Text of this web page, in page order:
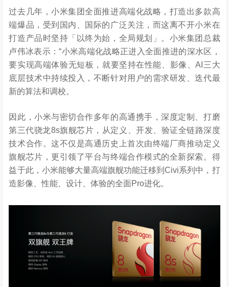
过去几年，小米集团全面推进高端化战略，打造出多款高
端爆品，受到国内、国际的广泛关注，而这离不开小米在
打造产品时坚持「以终为始，全局规划」。小米集团总裁
卢伟冰表示：“小米高端化战略正进入全面推进的深水区，
要实现高端体验无短板，就要坚持在性能、影像、AI三大
底层技术中持续投入，不断针对用户的需求研发、迭代最
新的算法和调校。
因此，小米与密切合作多年的高通携手，深度定制、打磨
第三代骁龙8s旗舰芯片，从定义、开发、验证全链路深度
技术合作。这不仅是高通历史上首次由终端厂商推动定义
旗舰芯片，更引领了平台与终端合作模式的全新探索。得
益于此，小米能够大量高端旗舰功能迁移到Civi系列中，打
造影像、性能、设计、体验的全面Pro进化。